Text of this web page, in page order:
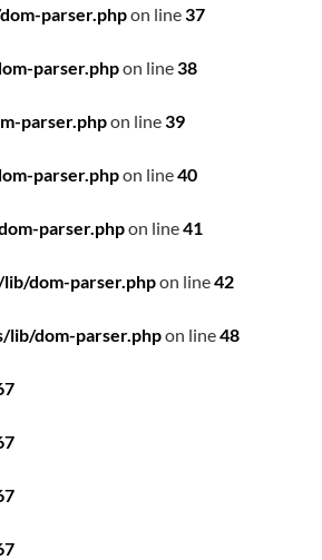
parser.phpon line37
parser.phpon line38
parser.phpon line39
parser.phpon line40
parser.phpon line41
dom-parser.phpon line42
dom-parser.phpon line48